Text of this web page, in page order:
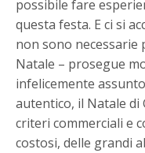
possibile fare
questa festa. E ci si
non sono necessarie
Natale – prosegue
infelicemente
autentico, il Natale
criteri commerciali e
costosi, delle grandi